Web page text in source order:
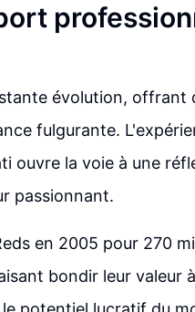
évolution, offrant
fulgurante.
ouvre la voie à une
passionnant.
en 2005 pour 270
bondir leur valeur